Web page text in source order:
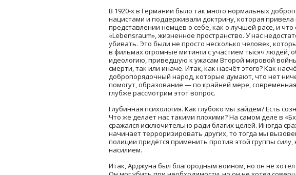
В 1920-х в Германии было так много нормальных
нацистами и поддерживали доктрину, которая
представлении немцев о себе, как о лучшей расе, и
«Lebensraum», жизненное пространство. У нас
убивать. Это были не просто несколько человек,
в фильмах огромные митинги с участием тысяч
идеологию, приведшую к ужасам Второй мировой
смерти, так или иначе. Итак, как насчёт этого? Как
добропорядочный народ, которые думают, что нет
помогут, образование — по крайней мере,
глубже рассмотрим этот вопрос.
Глубинная психология. Как глубоко мы зайдём? Есть
Что же делает нас такими плохими? На самом деле в
сражался исключительно ради благих целей. Иногда
начинает терроризировать других, то тогда мы
полиции придётся применить против этой группы
насилием.
Итак, Арджуна был благородным воином, но он не